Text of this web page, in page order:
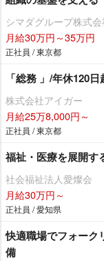
シマダグループ株式会
月給30万円～35万円
正社員 / 東京都
「総務 」/年休120
株式会社アイガー
月給25万8,000円～
正社員 / 東京都
福祉・医療を展開す
社会福祉法人愛燦会
月給30万円～
正社員 / 愛知県
快適職場でフォーク
備